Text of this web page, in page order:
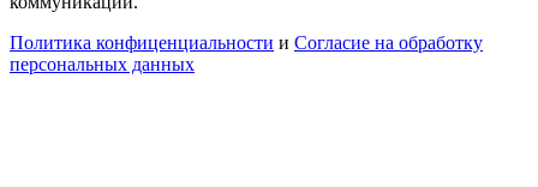
Политика конфиценциальности и Согласие на обработку
персональных данных